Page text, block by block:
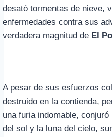
desató tormentas de nieve,
enfermedades contra sus
verdadera magnitud de El
A pesar de sus esfuerzos
destruido en la contienda,
una furia indomable,
del sol y la luna del cielo,